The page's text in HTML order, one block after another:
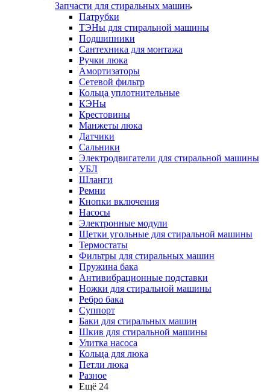
Запчасти для стиральных машин
Патрубки
ТЭНы для стиральной машины
Подшипники
Сантехника для монтажа
Ручки люка
Амортизаторы
Сетевой фильтр
Кольца уплотнительные
КЭНы
Крестовины
Манжеты люка
Датчики
Сальники
Электродвигатели для стиральной машины
УБЛ
Шланги
Ремни
Кнопки включения
Насосы
Электронные модули
Щетки угольные для стиральной машины
Термостаты
Фильтры для стиральных машин
Пружина бака
Антивибрационные подставки
Ножки для стиральной машины
Ребро бака
Суппорт
Баки для стиральных машин
Шкив для стиральной машины
Улитка насоса
Кольца для люка
Петли люка
Разное
Ещё 24